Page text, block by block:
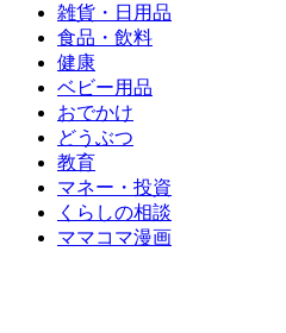
雑貨・日用品
食品・飲料
健康
ベビー用品
おでかけ
どうぶつ
教育
マネー・投資
くらしの相談
ママコマ漫画